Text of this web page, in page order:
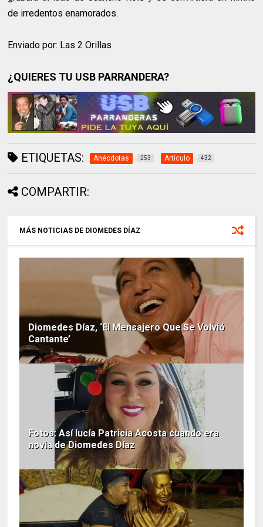
de irredentos enamorados.
Enviado por: Las 2 Orillas
¿QUIERES TU USB PARRANDERA?
ETIQUETAS: Anécdotas 253 Artículo 432
COMPARTIR:
MÁS NOTICIAS DE DIOMEDES DÍAZ
Diomedes Díaz, ‘El Mensajero Que Se Volvió
Cantante’
Fotos: Así lucía Patricia Acosta cuando era
novia de Diomedes Díaz